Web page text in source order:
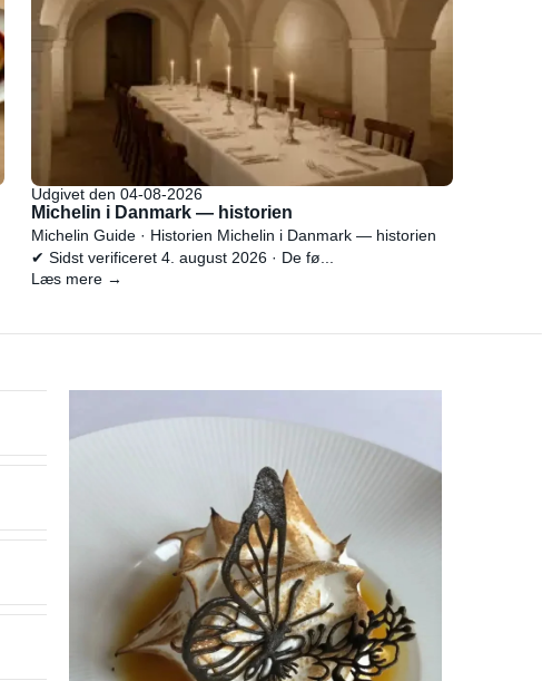
Udgivet den 04-08-2026
Michelin i Danmark — historien
Michelin Guide · Historien Michelin i Danmark — historien
✔ Sidst verificeret 4. august 2026 · De fø...
Læs mere →